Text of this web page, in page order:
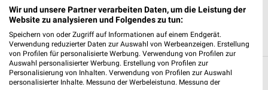
Weitere REWE Geschäfte mit Angeboten in
Wir und unsere Partner verarbeiten Daten, um die Leistung der
Website zu analysieren und Folgendes zu tun:
Speichern von oder Zugriff auf Informationen auf einem Endgerät.
Verwendung reduzierter Daten zur Auswahl von Werbeanzeigen. Erstellung
von Profilen für personalisierte Werbung. Verwendung von Profilen zur
Auswahl personalisierter Werbung. Erstellung von Profilen zur
Personalisierung von Inhalten. Verwendung von Profilen zur Auswahl
personalisierter Inhalte. Messung der Werbeleistung. Messung der